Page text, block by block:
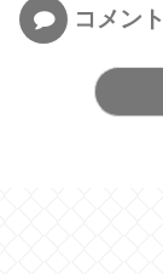
コメント